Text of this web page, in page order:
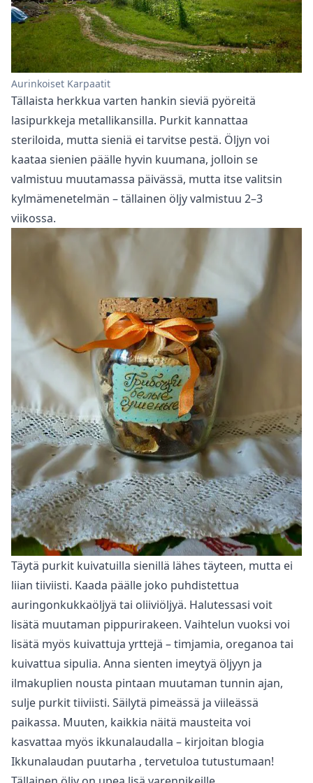
Aurinkoiset Karpaatit
Tällaista herkkua varten hankin sieviä pyöreitä
lasipurkkeja metallikansilla. Purkit kannattaa
steriloida, mutta sieniä ei tarvitse pestä. Öljyn voi
kaataa sienien päälle hyvin kuumana, jolloin se
valmistuu muutamassa päivässä, mutta itse valitsin
kylmämenetelmän – tällainen öljy valmistuu 2–3
viikossa.
Täytä purkit kuivatuilla sienillä lähes täyteen, mutta ei
liian tiiviisti. Kaada päälle joko puhdistettua
auringonkukkaöljyä tai oliiviöljyä. Halutessasi voit
lisätä muutaman pippurirakeen. Vaihtelun vuoksi voi
lisätä myös kuivattuja yrttejä – timjamia, oreganoa tai
kuivattua sipulia. Anna sienten imeytyä öljyyn ja
ilmakuplien nousta pintaan muutaman tunnin ajan,
sulje purkit tiiviisti. Säilytä pimeässä ja viileässä
paikassa. Muuten, kaikkia näitä mausteita voi
kasvattaa myös ikkunalaudalla – kirjoitan blogia
Ikkunalaudan puutarha , tervetuloa tutustumaan!